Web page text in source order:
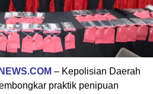
– Kepolisian Daerah
praktik penipuan